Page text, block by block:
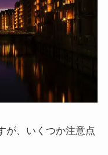
が、いくつか注意点